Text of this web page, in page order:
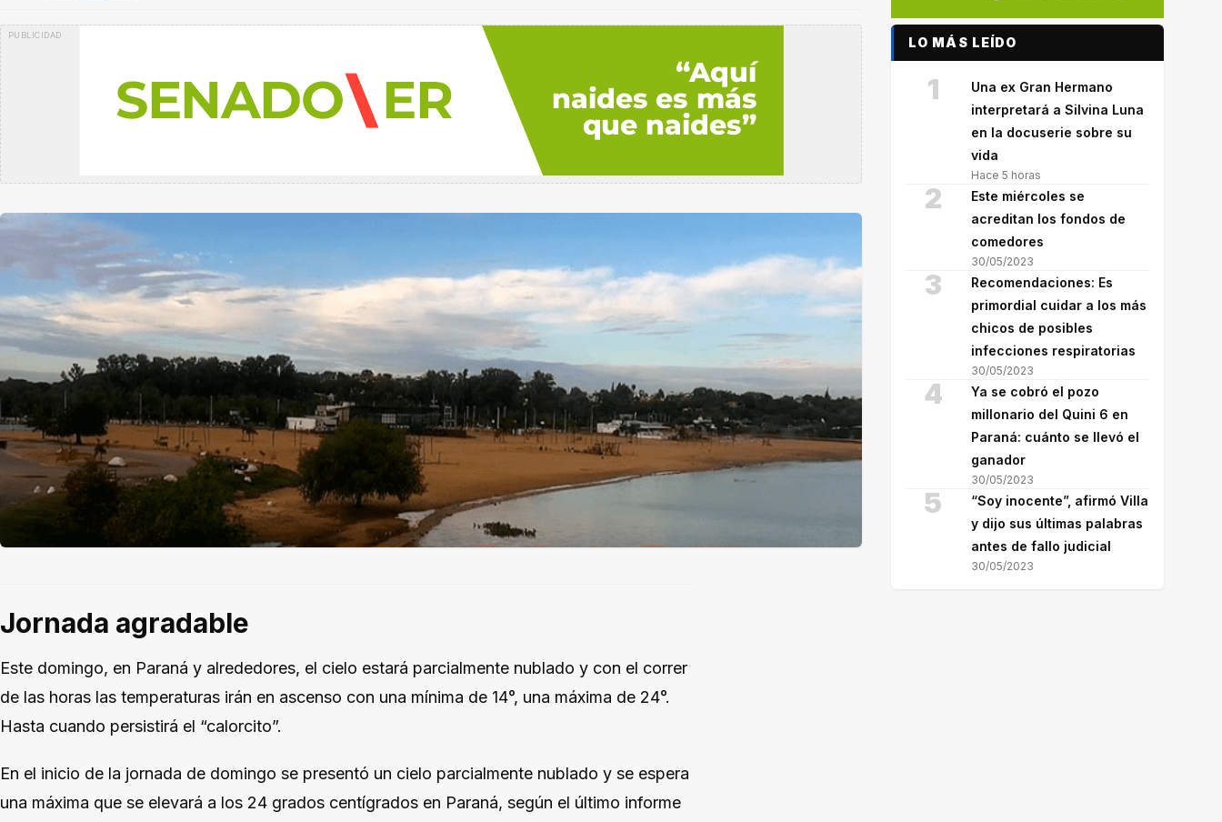
Jornada agradable
Este domingo, en Paraná y alrededores, el cielo estará parcialmente nublado y con el correr
de las horas las temperaturas irán en ascenso con una mínima de 14°, una máxima de 24°.
Hasta cuando persistirá el “calorcito”.
En el inicio de la jornada de domingo se presentó un cielo parcialmente nublado y se espera
una máxima que se elevará a los 24 grados centígrados en Paraná, según el último informe
LO MÁS LEÍDO
1
Una ex Gran Hermano
interpretará a Silvina Luna
en la docuserie sobre su
vida
Hace 5 horas
2
Este miércoles se
acreditan los fondos de
comedores
30/05/2023
3
Recomendaciones: Es
primordial cuidar a los más
chicos de posibles
infecciones respiratorias
30/05/2023
4
Ya se cobró el pozo
millonario del Quini 6 en
Paraná: cuánto se llevó el
ganador
30/05/2023
5
“Soy inocente”, afirmó Villa
y dijo sus últimas palabras
antes de fallo judicial
30/05/2023